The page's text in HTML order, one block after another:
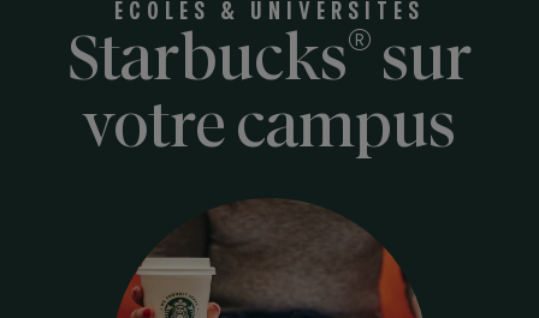
ÉCOLES & UNIVERSITÉS
Starbucks® sur
votre campus